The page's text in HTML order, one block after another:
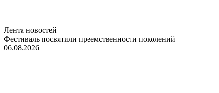
Лента новостей
Фестиваль посвятили преемственности поколений
06.08.2026